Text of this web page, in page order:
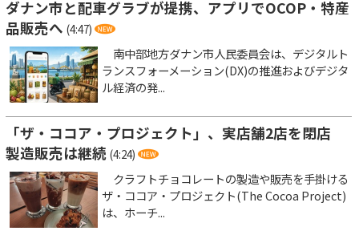
ダナン市と配車グラブが提携、アプリでOCOP・特産
品販売へ (4:47)
南中部地方ダナン市人民委員会は、デジタルト
ランスフォーメーション(DX)の推進およびデジタ
ル経済の発...
「ザ・ココア・プロジェクト」、実店舗2店を閉店
製造販売は継続 (4:24)
クラフトチョコレートの製造や販売を手掛ける
ザ・ココア・プロジェクト(The Cocoa Project)
は、ホーチ...